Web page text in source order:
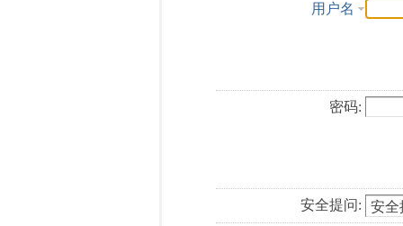
用户名
密码:
安全提问: